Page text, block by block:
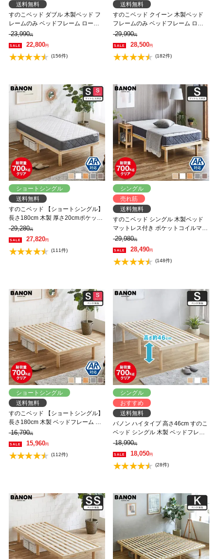
送料無料
すのこベッド ダブル 木製ベッド フ
レームのみ ベッドフレーム ローベ
ッド 高さ調整 組立簡単 ヘッドレス
一人暮らし 北欧 低ホルムアルデヒ
ド バノン【AR】 【大型家具配送】
23,990円
22,800円
(156件)
送料無料
すのこベッド クイーン 木製ベッド
フレームのみ ベッドフレーム ロー
ベッド 高さ調整 組立簡単 ヘッドレ
ス 一人暮らし 北欧 低ホルムアルデ
ヒド バノン【AR】 【大型家具配
送】
29,990円
28,500円
(182件)
ショートシングル
送料無料
すのこベッド 【ショートシングル】
長さ180cm 木製 厚さ20cmポケット
コイルマットレスセット 耐荷重
350kg 組立簡単 高さ4段階 低ホルム
アルデヒド バノン【AR】
29,280円
27,820円
(111件)
シングル
売れ筋
送料無料
すのこベッド シングル 木製ベッド
マットレス付き ポケットコイルマッ
トレス ふつう 組立簡単 ヘッドレス
一人暮らし 北欧 低ホルムアルデヒ
ド バノン【AR】
29,980円
28,490円
(148件)
ショートシングル
送料無料
すのこベッド 【ショートシングル】
長さ180cm 木製 ベッドフレーム 耐
荷重350kg 組立簡単 高さ4段階 低ホ
ルムアルデヒド バノン【AR】
16,790円
15,960円
(112件)
シングル
おすすめ
送料無料
バノン ハイタイプ 高さ46cm すのこ
ベッド シングル 木製 ベッドフレー
ム 耐荷重350kg 組立簡単 低ホルム
アルデヒド
18,990円
18,050円
(28件)